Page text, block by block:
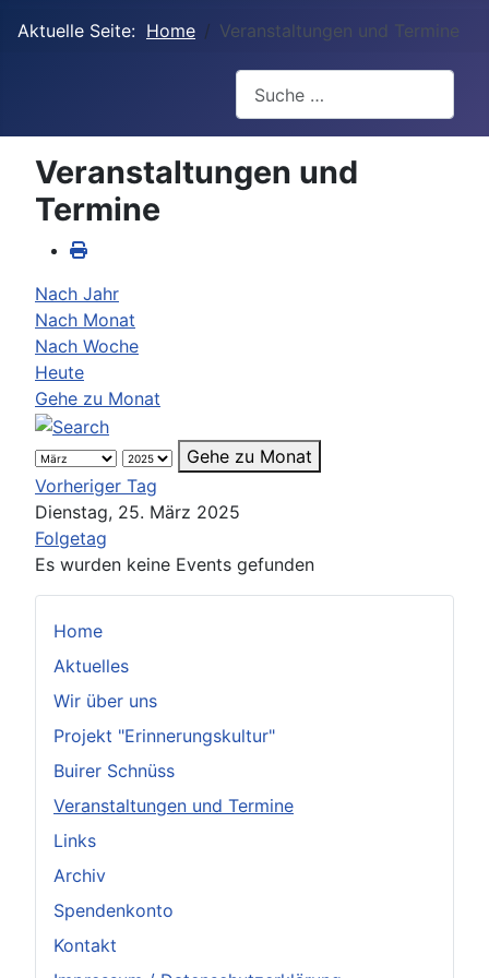
Aktuelle Seite: Home Veranstaltungen und Termine
Home
Aktuelles
Wir über uns
Projekt "Erinnerungskultur"
Buirer Schnüss
Veranstaltungen und Termine
Links
Archiv
Spendenkonto
Kontakt
Veranstaltungen und
Termine
Nach Jahr
Nach Monat
Nach Woche
Heute
Gehe zu Monat
Gehe zu Monat
Vorheriger Tag
Dienstag, 25. März 2025
Folgetag
Es wurden keine Events gefunden